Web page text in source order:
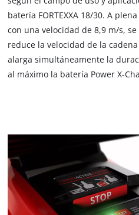
batería FORTEXXA 18/30. A
con una velocidad de 8,9 m/s,
reduce la velocidad de la
alarga simultáneamente la
al máximo la batería Power X-